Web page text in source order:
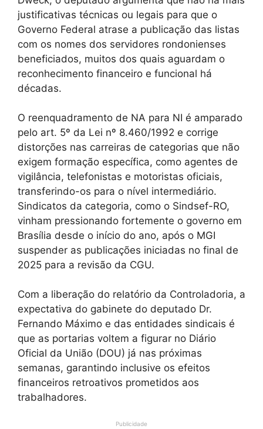
justificativas técnicas ou legais para que o
Governo Federal atrase a publicação das listas
com os nomes dos servidores rondonienses
beneficiados, muitos dos quais aguardam o
reconhecimento financeiro e funcional há
décadas.
O reenquadramento de NA para NI é amparado
pelo art. 5º da Lei nº 8.460/1992 e corrige
distorções nas carreiras de categorias que não
exigem formação específica, como agentes de
vigilância, telefonistas e motoristas oficiais,
transferindo-os para o nível intermediário.
Sindicatos da categoria, como o Sindsef-RO,
vinham pressionando fortemente o governo em
Brasília desde o início do ano, após o MGI
suspender as publicações iniciadas no final de
2025 para a revisão da CGU.
Com a liberação do relatório da Controladoria, a
expectativa do gabinete do deputado Dr.
Fernando Máximo e das entidades sindicais é
que as portarias voltem a figurar no Diário
Oficial da União (DOU) já nas próximas
semanas, garantindo inclusive os efeitos
financeiros retroativos prometidos aos
trabalhadores.
Publicidade